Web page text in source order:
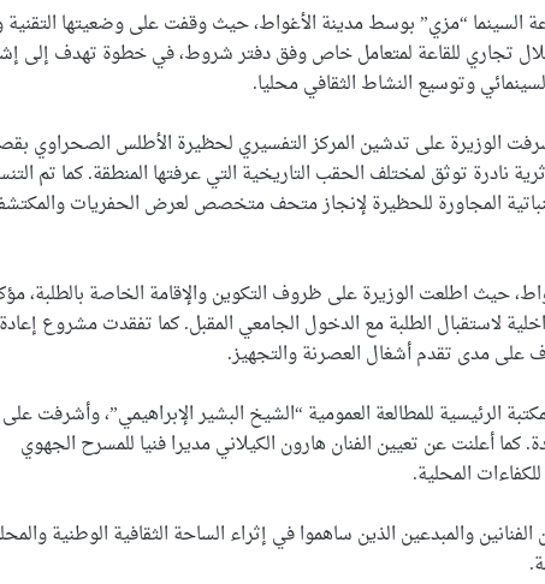
السينما “مزي” بوسط مدينة الأغواط، حيث وقفت على وضعيتها
تجاري للقاعة لمتعامل خاص وفق دفتر شروط، في خطوة تهدف إلى
وتوسيع النشاط الثقافي محليا.
الوزيرة على تدشين المركز التفسيري لحظيرة الأطلس الصحراوي
نادرة توثق لمختلف الحقب التاريخية التي عرفتها المنطقة. كما تم
المجاورة للحظيرة لإنجاز متحف متخصص لعرض الحفريات
حيث اطلعت الوزيرة على ظروف التكوين والإقامة الخاصة بالطلبة،
لاستقبال الطلبة مع الدخول الجامعي المقبل. كما تفقدت مشروع إعادة
على مدى تقدم أشغال العصرنة والتجهيز.
الرئيسية للمطالعة العمومية “الشيخ البشير الإبراهيمي”، وأشرفت على
كما أعلنت عن تعيين الفنان هارون الكيلاني مديرا فنيا للمسرح الجهوي
المحلية.
والمبدعين الذين ساهموا في إثراء الساحة الثقافية الوطنية
الجزائر وجيبوتي تتفقان على
إعداد مشروع اتفاقية للتعاون
وفاة المخرج القدير لمين